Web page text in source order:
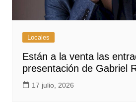
Locales
Están a la venta las
presentación de Gabriel
17 julio, 2026